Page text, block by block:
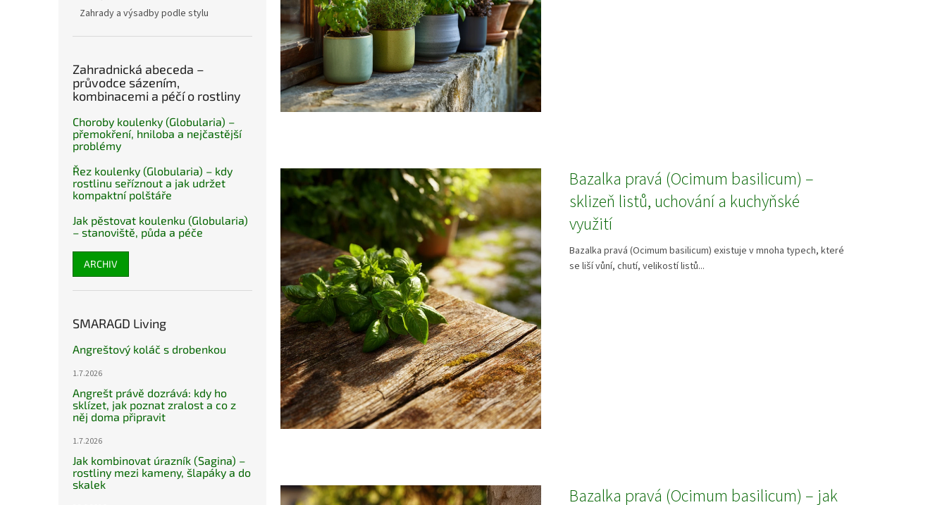
Zahrady a výsadby podle stylu
Zahradnická abeceda –
průvodce sázením,
kombinacemi a péčí o rostliny
Choroby koulenky (Globularia) –
přemokření, hniloba a nejčastější
problémy
Řez koulenky (Globularia) – kdy
rostlinu seříznout a jak udržet
kompaktní polštáře
Jak pěstovat koulenku (Globularia)
– stanoviště, půda a péče
ARCHIV
SMARAGD Living
Angreštový koláč s drobenkou
1.7.2026
Angrešt právě dozrává: kdy ho
sklízet, jak poznat zralost a co z
něj doma připravit
1.7.2026
Jak kombinovat úrazník (Sagina) –
rostliny mezi kameny, šlapáky a do
skalek
ů
Bazalka pravá (Ocimum basilicum) –
sklizeň listů, uchování a kuchyňské
využití
Bazalka pravá (Ocimum basilicum) existuje v mnoha typech, které
se liší vůní, chutí, velikostí listů...
Bazalka pravá (Ocimum basilicum) – jak